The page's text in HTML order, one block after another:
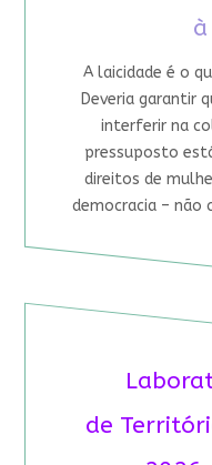
A laicidade é o
Deveria garantir
interferir na
pressuposto
direitos de
democracia – não
de